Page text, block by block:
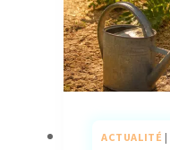
ACTUALITÉ |